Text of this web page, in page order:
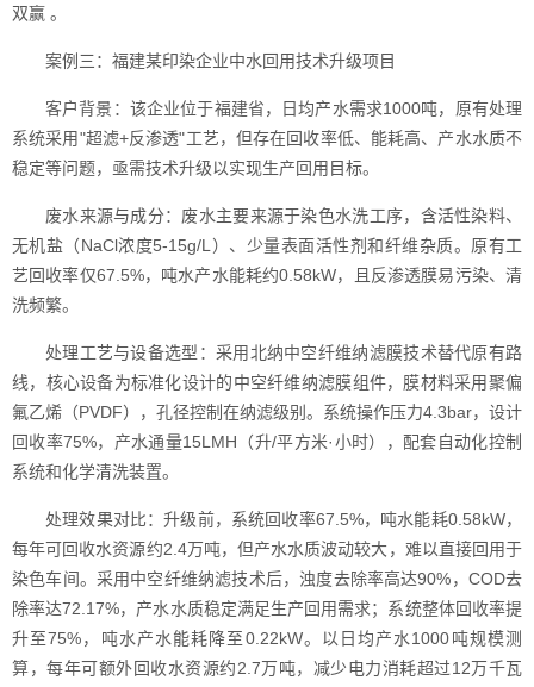
双赢 。
案例三：福建某印染企业中水回用技术升级项目
客户背景：该企业位于福建省，日均产水需求1000吨，原有处理
系统采用"超滤+反渗透"工艺，但存在回收率低、能耗高、产水水质不
稳定等问题，亟需技术升级以实现生产回用目标。
废水来源与成分：废水主要来源于染色水洗工序，含活性染料、
无机盐（NaCl浓度5-15g/L）、少量表面活性剂和纤维杂质。原有工
艺回收率仅67.5%，吨水产水能耗约0.58kW，且反渗透膜易污染、清
洗频繁。
处理工艺与设备选型：采用北纳中空纤维纳滤膜技术替代原有路
线，核心设备为标准化设计的中空纤维纳滤膜组件，膜材料采用聚偏
氟乙烯（PVDF），孔径控制在纳滤级别。系统操作压力4.3bar，设计
回收率75%，产水通量15LMH（升/平方米·小时），配套自动化控制
系统和化学清洗装置。
处理效果对比：升级前，系统回收率67.5%，吨水能耗0.58kW，
每年可回收水资源约2.4万吨，但产水水质波动较大，难以直接回用于
染色车间。采用中空纤维纳滤技术后，浊度去除率高达90%，COD去
除率达72.17%，产水水质稳定满足生产回用需求；系统整体回收率提
升至75%，吨水产水能耗降至0.22kW。以日均产水1000吨规模测
算，每年可额外回收水资源约2.7万吨，减少电力消耗超过12万千瓦